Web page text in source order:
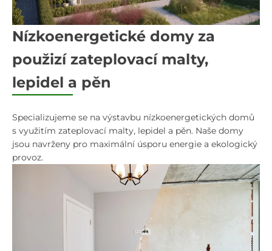
Nízkoenergetické domy za
použizí zateplovací malty,
lepidel a pěn
Specializujeme se na výstavbu nízkoenergetických domů
s využitím zateplovací malty, lepidel a pěn. Naše domy
jsou navrženy pro maximální úsporu energie a ekologický
provoz.